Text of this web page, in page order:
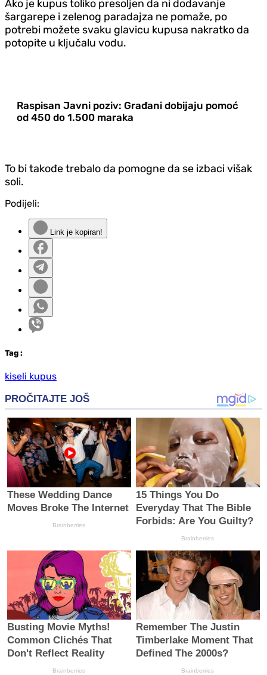
Ako je kupus toliko presoljen da ni dodavanje
šargarepe i zelenog paradajza ne pomaže, po
potrebi možete svaku glavicu kupusa nakratko da
potopite u ključalu vodu.
Raspisan Javni poziv: Građani dobijaju pomoć
od 450 do 1.500 maraka
To bi takođe trebalo da pomogne da se izbaci višak
soli.
Podijeli:
Link je kopiran!
Tag :
kiseli kupus